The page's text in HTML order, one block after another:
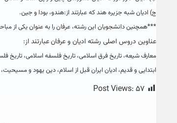
ج‌) ادیان‌ شبه‌ جزیره‌ هند كه‌ عبارتند از:هندو، بودا و جین‌.
***همچنین‌ دانشجویان‌ این‌ رشته، عرفان‌ را به‌ عنوان‌ یكی‌ از
عناوین دروس‌ اصلی رشته ادیان‌ و عرفان‌عبارتند از:
معارف‌ شیعه‌، تاریخ‌ فرق‌ اسلامی‌، تاریخ‌ فلسفه‌ اسلامی‌، تاریخ‌
ابتدایی‌ و قدیم‌، ادیان‌ ایران‌ قبل‌ از اسلام‌، دین‌ یهود و
Post Views: ۵۷